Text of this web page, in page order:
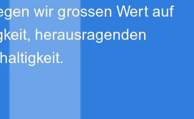
wir grossen Wert auf
herausragenden